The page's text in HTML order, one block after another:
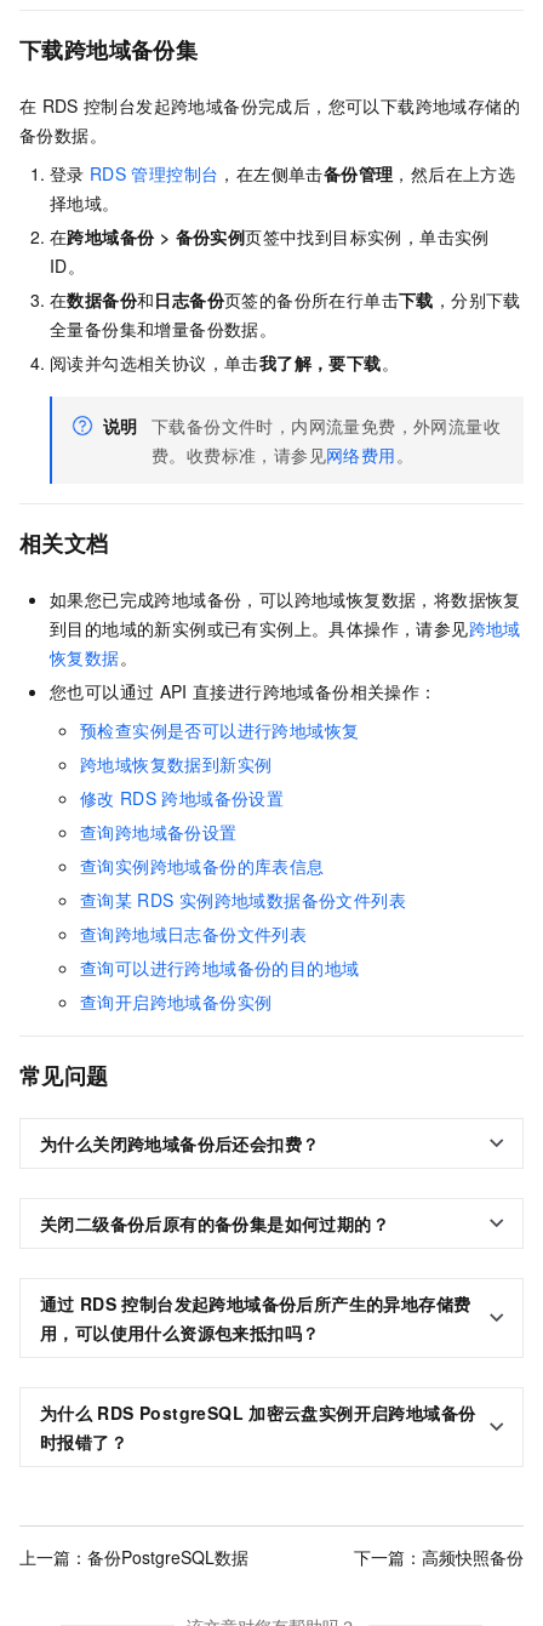
下载跨地域备份集
在 RDS 控制台发起跨地域备份完成后，您可以下载跨地域存储的
备份数据。
登录 RDS 管理控制台 ，在左侧单击备份管理 ，然后在上方选
择地域。
在跨地域备份> 备份实例页签中找到目标实例，单击实例
ID。
在数据备份和日志备份页签的备份所在行单击下载 ，分别下载
全量备份集和增量备份数据。
阅读并勾选相关协议，单击我了解，要下载。
说明 下载备份文件时，内网流量免费，外网流量收
费。收费标准，请参见网络费用。
相关文档
如果您已完成跨地域备份，可以跨地域恢复数据，将数据恢复
到目的地域的新实例或已有实例上。具体操作，请参见跨地域
恢复数据。
您也可以通过 API 直接进行跨地域备份相关操作：
预检查实例是否可以进行跨地域恢复
跨地域恢复数据到新实例
修改 RDS 跨地域备份设置
查询跨地域备份设置
查询实例跨地域备份的库表信息
查询某 RDS 实例跨地域数据备份文件列表
查询跨地域日志备份文件列表
查询可以进行跨地域备份的目的地域
查询开启跨地域备份实例
常见问题
为什么关闭跨地域备份后还会扣费？
关闭二级备份后原有的备份集是如何过期的？
通过 RDS 控制台发起跨地域备份后所产生的异地存储费
用，可以使用什么资源包来抵扣吗？
为什么 RDS PostgreSQL 加密云盘实例开启跨地域备份
时报错了？
上一篇： 备份PostgreSQL数据 下一篇： 高频快照备份